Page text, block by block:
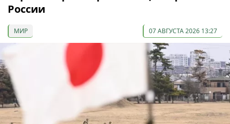
России
МИР 07 АВГУСТА 2026 13:27